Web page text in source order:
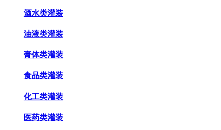
酒水类灌装
油液类灌装
膏体类灌装
食品类灌装
化工类灌装
医药类灌装